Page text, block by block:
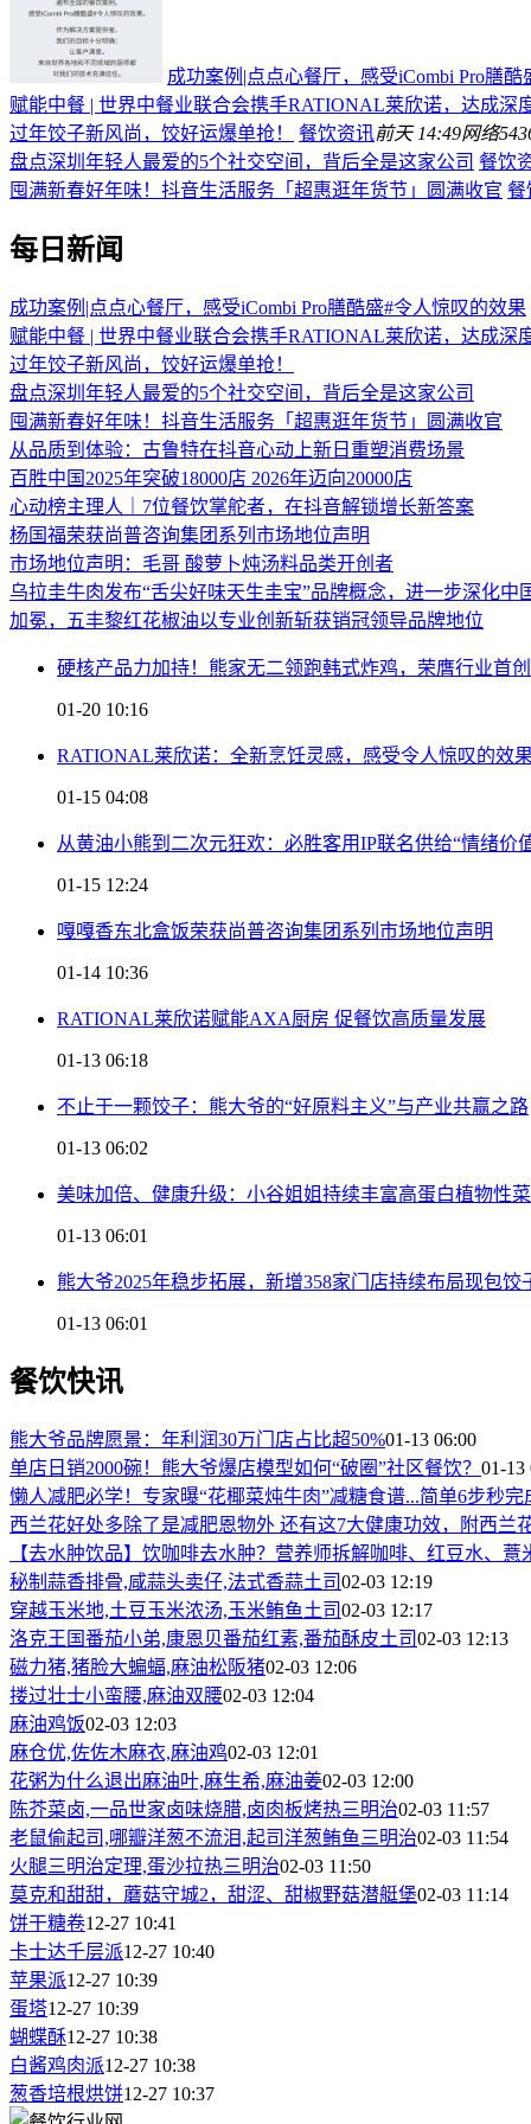
成功案例|点点心餐厅，感受iCombi Pro膳
赋能中餐 | 世界中餐业联合会携手RATIONAL莱欣诺，达成深
过年饺子新风尚，饺好运爆单抢！
餐饮资讯前天 14:49网络
盘点深圳年轻人最爱的5个社交空间，背后全是这家公司 餐饮
囤满新春好年味！抖音生活服务「超惠逛年货节」圆满收官 餐
每日新闻
成功案例|点点心餐厅，感受iCombi Pro膳酷盛#令人惊叹的效果
赋能中餐 | 世界中餐业联合会携手RATIONAL莱欣诺，达成深
过年饺子新风尚，饺好运爆单抢！
盘点深圳年轻人最爱的5个社交空间，背后全是这家公司
囤满新春好年味！抖音生活服务「超惠逛年货节」圆满收官
从品质到体验：古鲁特在抖音心动上新日重塑消费场景
百胜中国2025年突破18000店 2026年迈向20000店
心动榜主理人｜7位餐饮掌舵者，在抖音解锁增长新答案
杨国福荣获尚普咨询集团系列市场地位声明
市场地位声明：毛哥 酸萝卜炖汤料品类开创者
乌拉圭牛肉发布“舌尖好味天生圭宝”品牌概念，进一步深化中
加冕，五丰黎红花椒油以专业创新斩获销冠领导品牌地位
硬核产品力加持！熊家无二领跑韩式炸鸡，荣膺行业首创
01-20 10:16
RATIONAL莱欣诺：全新烹饪灵感，感受令人惊叹的效
01-15 04:08
从黄油小熊到二次元狂欢：必胜客用IP联名供给“情绪价
01-15 12:24
嘎嘎香东北盒饭荣获尚普咨询集团系列市场地位声明
01-14 10:36
RATIONAL莱欣诺赋能AXA厨房 促餐饮高质量发展
01-13 06:18
不止于一颗饺子：熊大爷的“好原料主义”与产业共赢之路
01-13 06:02
美味加倍、健康升级：小谷姐姐持续丰富高蛋白植物性
01-13 06:01
熊大爷2025年稳步拓展，新增358家门店持续布局现包饺
01-13 06:01
餐饮快讯
熊大爷品牌愿景：年利润30万门店占比超50%01-13 06:00
单店日销2000碗！熊大爷爆店模型如何“破圈”社区餐饮？ 01-13
懒人减肥必学！专家曝“花椰菜炖牛肉”减糖食谱...简单6步秒完
西兰花好处多除了是减肥恩物外 还有这7大健康功效，附西兰
【去水肿饮品】饮咖啡去水肿？营养师拆解咖啡、红豆水、薏
秘制蒜香排骨,咸蒜头卖仔,法式香蒜土司02-03 12:19
穿越玉米地,土豆玉米浓汤,玉米鲔鱼土司02-03 12:17
洛克王国番茄小弟,康恩贝番茄红素,番茄酥皮土司02-03 12:13
磁力猪,猪脸大蝙蝠,麻油松阪猪02-03 12:06
搂过壮士小蛮腰,麻油双腰02-03 12:04
麻油鸡饭02-03 12:03
麻仓优,佐佐木麻衣,麻油鸡02-03 12:01
花粥为什么退出麻油叶,麻生希,麻油姜02-03 12:00
陈芥菜卤,一品世家卤味烧腊,卤肉板烤热三明治02-03 11:57
老鼠偷起司,哪瓣洋葱不流泪,起司洋葱鲔鱼三明治02-03 11:54
火腿三明治定理,蛋沙拉热三明治02-03 11:50
莫克和甜甜，蘑菇守城2，甜涩、甜椒野菇潜艇堡02-03 11:14
饼干糖卷12-27 10:41
卡士达千层派12-27 10:40
苹果派12-27 10:39
蛋塔12-27 10:39
蝴蝶酥12-27 10:38
白酱鸡肉派12-27 10:38
葱香培根烘饼12-27 10:37